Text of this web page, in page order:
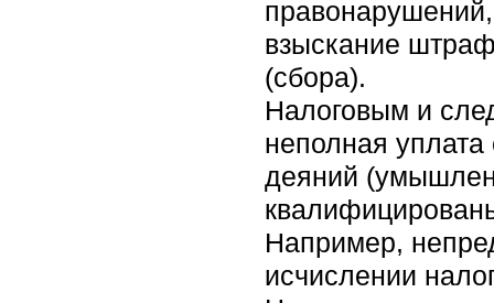
взыскание
(сбора).
Налоговым и
неполная
деяний
Например,
исчислении